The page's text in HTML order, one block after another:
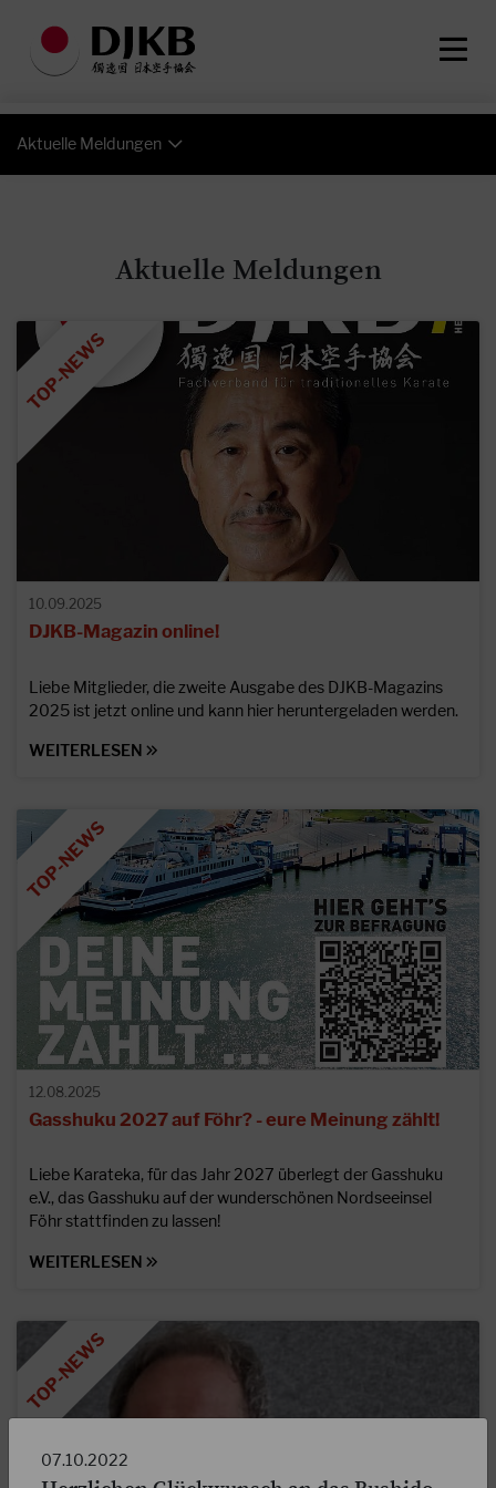
Aktuelle Meldungen
Aktuelle Meldungen
10.09.2025
DJKB-Magazin online!
Liebe Mitglieder, die zweite Ausgabe des DJKB-Magazins
2025 ist jetzt online und kann hier heruntergeladen werden.
WEITERLESEN
12.08.2025
Gasshuku 2027 auf Föhr? - eure Meinung zählt!
Liebe Karateka, für das Jahr 2027 überlegt der Gasshuku
e.V., das Gasshuku auf der wunderschönen Nordseeinsel
Föhr stattfinden zu lassen!
WEITERLESEN
07.10.2022